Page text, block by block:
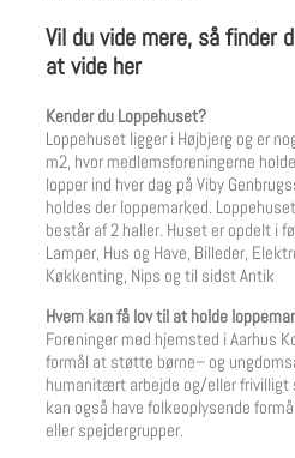
Vil du vide mere, så finder
at vide her
Kender du Loppehuset?
Loppehuset ligger i Højbjerg og er
m2, hvor medlemsforeningerne
lopper ind hver dag på Viby
holdes der loppemarked.
består af 2 haller. Huset er opdelt i
Lamper, Hus og Have, Billeder,
Køkkenting, Nips og til sidst Antik
Hvem kan få lov til at holde
Foreninger med hjemsted i Aarhus
formål at støtte børne– og
humanitært arbejde og/eller frivilligt
kan også have folkeoplysende
eller spejdergrupper.